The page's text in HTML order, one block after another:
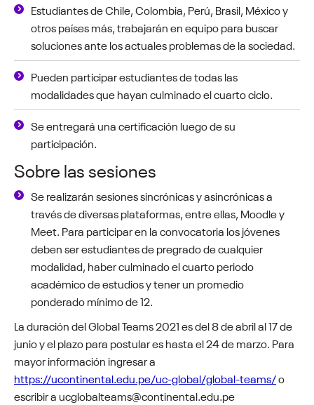
Estudiantes de Chile, Colombia, Perú, Brasil, Méxicoy
otros países más,trabajarán en equipo para buscar
soluciones ante los actuales problemas de la sociedad.
Pueden participar estudiantes de todas las
modalidades que hayan culminado el cuarto ciclo.
Se entregará una certificación luego de su
participación.
Sobre las sesiones
Se realizarán sesiones sincrónicas y asincrónicas a
través de diversas plataformas, entre ellas, Moodle y
Meet. Para participar en la convocatoria los jóvenes
deben ser estudiantes de pregrado de cualquier
modalidad, haber culminado el cuarto periodo
académico de estudios y tener un promedio
ponderado mínimo de 12.
La duración del Global Teams 2021 es del 8 de abril al 17 de
junio y el plazo para postular es hasta el 24 de marzo. Para
mayor información ingresar a
https://ucontinental.edu.pe/uc-global/global-teams/o
escribir a ucglobalteams@continental.edu.pe